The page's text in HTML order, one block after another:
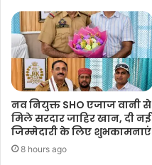
नव नियुक्त SHO एजाज वानी से
मिले सरदार जाहिर खान, दी नई
जिम्मेदारी के लिए शुभकामनाएं
8 hours ago